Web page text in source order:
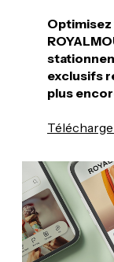
Optimisez
exclusifs
plus